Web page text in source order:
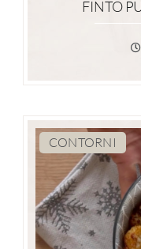
FINTO
CONTORNI